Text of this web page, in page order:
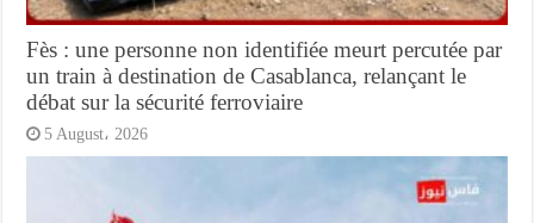
Fès : une personne non identifiée meurt percutée par
un train à destination de Casablanca, relançant le
débat sur la sécurité ferroviaire
5 August، 2026